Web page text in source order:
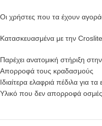
Οι χρήστες που τα έχουν
Κατασκευασμένα με την
Παρέχει ανατομική στήριξη
Απορροφά τους κραδασμούς
Ιδιαίτερα ελαφριά πέδιλα για
Υλικό που δεν απορροφά οσμές